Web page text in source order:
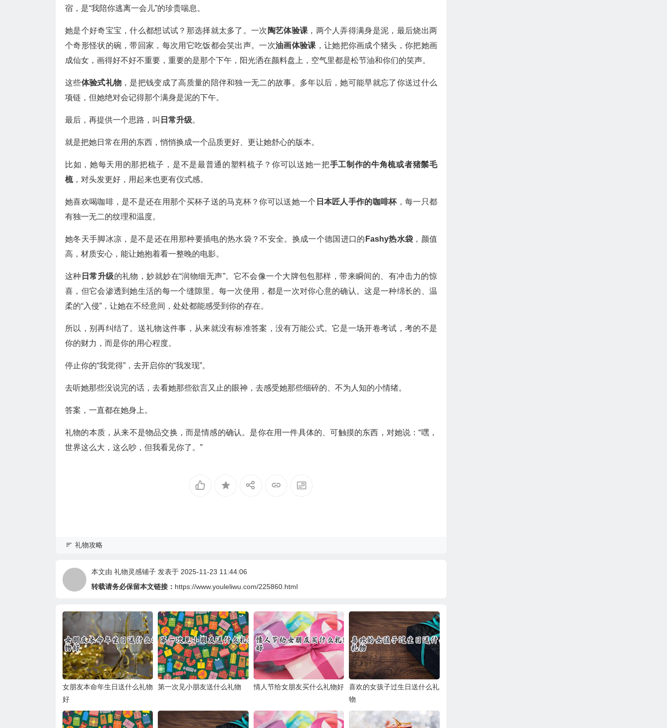
宿，是“我陪你逃离一会儿”的珍贵喘息。
她是个好奇宝宝，什么都想试试？那选择就太多了。一次 陶艺体验课 ，两个人弄得满身是泥，最后烧出两
个奇形怪状的碗，带回家，每次用它吃饭都会笑出声。一次油画体验课 ，让她把你画成个猪头，你把她画
成仙女，画得好不好不重要，重要的是那个下午，阳光洒在颜料盘上，空气里都是松节油和你们的笑声。
这些体验式礼物 ，是把钱变成了高质量的陪伴和独一无二的故事。多年以后，她可能早就忘了你送过什么
项链，但她绝对会记得那个满身是泥的下午。
最后，再提供一个思路，叫 日常升级。
就是把她日常在用的东西，悄悄换成一个品质更好、更让她舒心的版本。
比如，她每天用的那把梳子，是不是最普通的塑料梳子？你可以送她一把手工制作的牛角梳或者猪鬃毛
梳，对头发更好，用起来也更有仪式感。
她喜欢喝咖啡，是不是还在用那个买杯子送的马克杯？你可以送她一个 日本匠人手作的咖啡杯，每一只都
有独一无二的纹理和温度。
她冬天手脚冰凉，是不是还在用那种要插电的热水袋？不安全。换成一个德国进口的 Fashy热水袋 ，颜值
高，材质安心，能让她抱着看一整晚的电影。
这种 日常升级的礼物，妙就妙在“润物细无声”。它不会像一个大牌包包那样，带来瞬间的、有冲击力的惊
喜，但它会渗透到她生活的每一个缝隙里。每一次使用，都是一次对你心意的确认。这是一种绵长的、温
柔的“入侵”，让她在不经意间，处处都能感受到你的存在。
所以，别再纠结了。送礼物这件事，从来就没有标准答案，没有万能公式。它是一场开卷考试，考的不是
你的财力，而是你的用心程度。
停止你的“我觉得”，去开启你的“我发现”。
去听她那些没说完的话，去看她那些欲言又止的眼神，去感受她那些细碎的、不为人知的小情绪。
答案，一直都在她身上。
礼物的本质，从来不是物品交换，而是情感的确认。是你在用一件具体的、可触摸的东西，对她说：“嘿，
世界这么大，这么吵，但我看见你了。”
礼物攻略
本文由 礼物灵感铺子 发表于 2025-11-23 11:44:06
转载请务必保留本文链接： https://www.youleliwu.com/225860.html
女朋友本命年生日送什么礼物
好
第一次见小朋友送什么礼物 情人节给女朋友买什么礼物好
喜欢的女孩子过生日送什么礼
物